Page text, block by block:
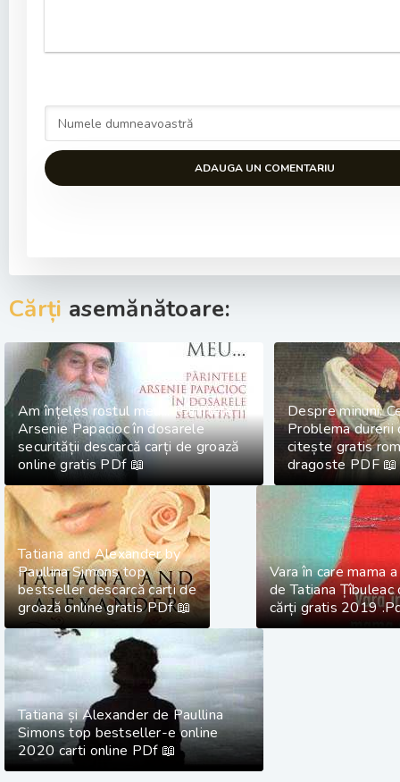
ADAUGA UN COMENTARIU
Cărți asemănătoare:
Am înțeles rostul meu... Părintele
Arsenie Papacioc în dosarele
securității descarcă carți de groază
online gratis PDf 📖
Despre minuni.
Problema durerii
citește gratis
dragoste PDF 📖
Tatiana and Alexander by
Paullina Simons top
bestseller descarcă carți de
groază online gratis PDf 📖
Vara în care mama
de Tatiana
cărți gratis 2019
Tatiana și Alexander de Paullina
Simons top bestseller-e online
2020 carti online PDf 📖